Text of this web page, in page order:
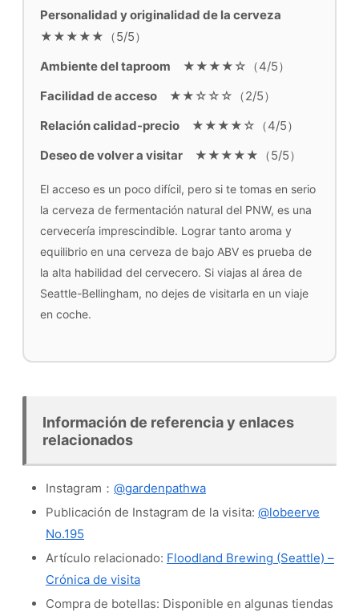
Personalidad y originalidad de la cerveza
★★★★★（5/5）
Ambiente del taproom ★★★★☆（4/5）
Facilidad de acceso ★★☆☆☆（2/5）
Relación calidad-precio ★★★★☆（4/5）
Deseo de volver a visitar ★★★★★（5/5）
El acceso es un poco difícil, pero si te tomas en serio
la cerveza de fermentación natural del PNW, es una
cervecería imprescindible. Lograr tanto aroma y
equilibrio en una cerveza de bajo ABV es prueba de
la alta habilidad del cervecero. Si viajas al área de
Seattle-Bellingham, no dejes de visitarla en un viaje
en coche.
Información de referencia y enlaces
relacionados
Instagram： @gardenpathwa
Publicación de Instagram de la visita: @lobeerve
No.195
Artículo relacionado: Floodland Brewing (Seattle) –
Crónica de visita
Compra de botellas: Disponible en algunas tiendas